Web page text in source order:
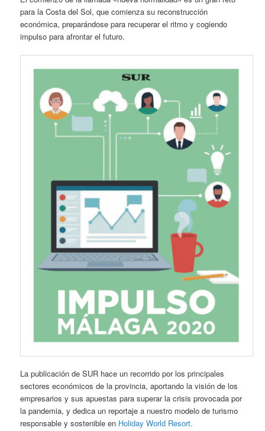
para la Costa del Sol, que comienza su reconstrucción
económica, preparándose para recuperar el ritmo y cogiendo
impulso para afrontar el futuro.
La publicación de SUR hace un recorrido por los principales
sectores económicos de la provincia, aportando la visión de los
empresarios y sus apuestas para superar la crisis provocada por
la pandemia, y dedica un reportaje a nuestro modelo de turismo
responsable y sostenible en Holiday World Resort.